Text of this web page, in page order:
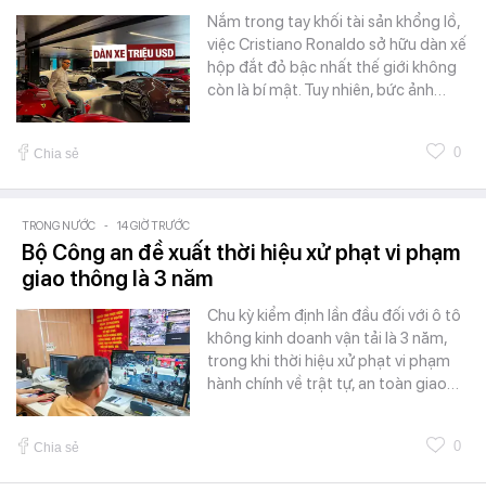
Nắm trong tay khối tài sản khổng lồ,
việc Cristiano Ronaldo sở hữu dàn xế
hộp đắt đỏ bậc nhất thế giới không
còn là bí mật. Tuy nhiên, bức ảnh…
Chia sẻ 0
TRONG NƯỚC - 14 GIỜ TRƯỚC
Bộ Công an đề xuất thời hiệu xử phạt vi phạm
giao thông là 3 năm
Chu kỳ kiểm định lần đầu đối với ô tô
không kinh doanh vận tải là 3 năm,
trong khi thời hiệu xử phạt vi phạm
hành chính về trật tự, an toàn giao…
Chia sẻ 0